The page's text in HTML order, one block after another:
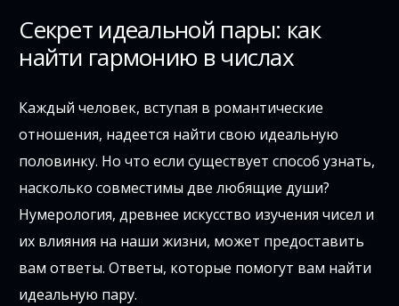
Секрет идеальной пары: как
найти гармонию в числах
Каждый человек, вступая в романтические
отношения, надеется найти свою идеальную
половинку. Но что если существует способ узнать,
насколько совместимы две любящие души?
Нумерология, древнее искусство изучения чисел и
их влияния на наши жизни, может предоставить
вам ответы. Ответы, которые помогут вам найти
идеальную пару.